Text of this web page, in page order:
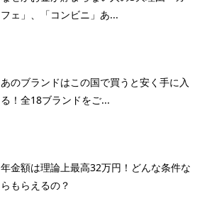
フェ」、「コンビニ」あ...
あのブランドはこの国で買うと安く手に入
る！全18ブランドをご...
年金額は理論上最高32万円！どんな条件な
らもらえるの？